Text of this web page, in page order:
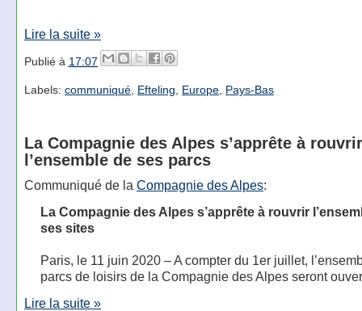
Lire la suite »
Publié à 17:07
Labels: communiqué, Efteling Europe, Pays-Bas
La Compagnie des Alpes s’apprête à rouvrir
l’ensemble de ses parcs
Communiqué de la Compagnie des Alpes:
La Compagnie des Alpes s’apprête à rouvrir
ses sites
Paris, le 11 juin 2020 – A compter du 1er juillet,
parcs de loisirs de la Compagnie des Alpes seront
Lire la suite »